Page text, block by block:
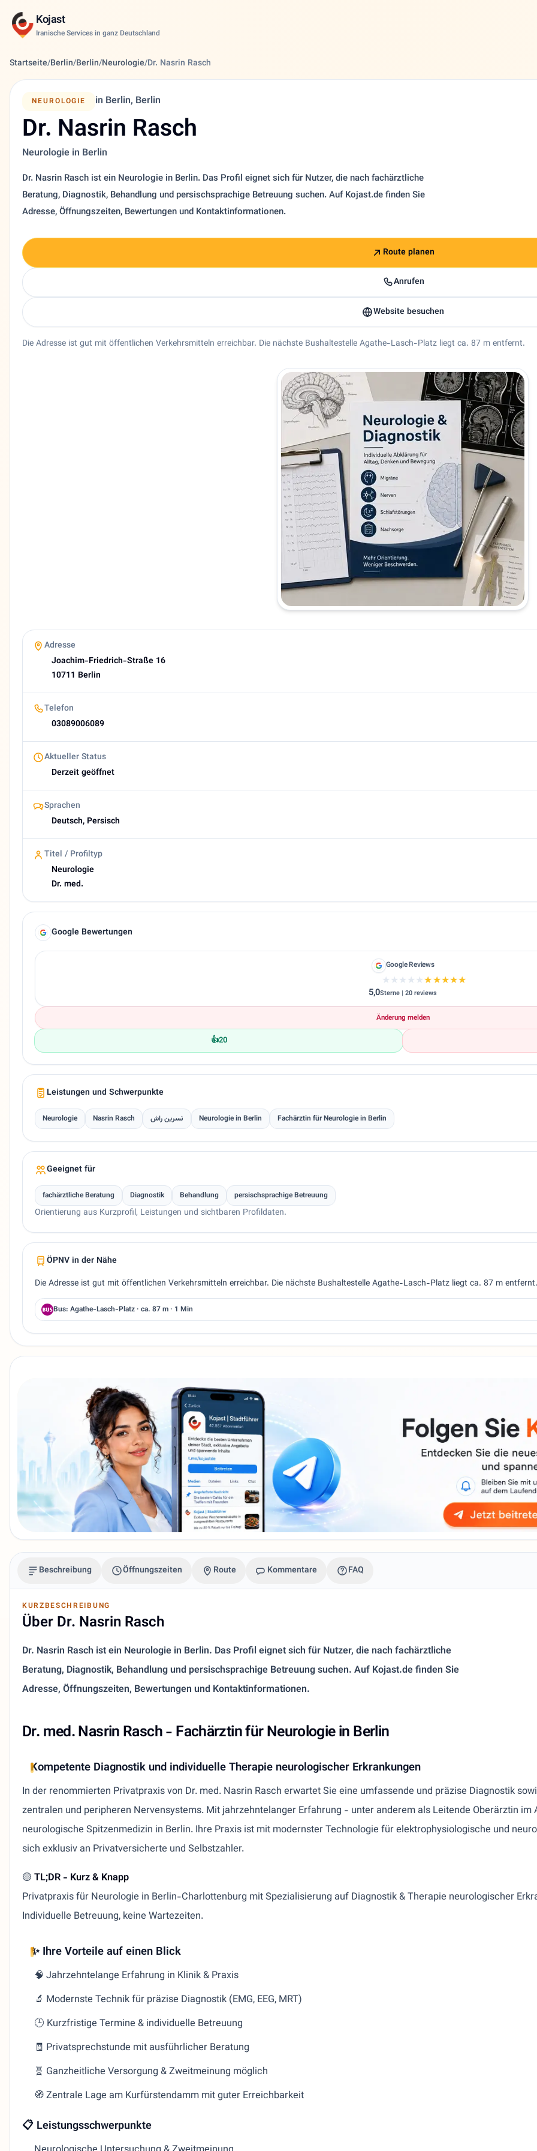
Kojast
Iranische Services in ganz Deutschland
Startseite/Berlin/Berlin/Neurologie/Dr. Nasrin Rasch
NEUROLOGIE in Berlin, Berlin
Dr. Nasrin Rasch
Neurologie in Berlin
Dr. Nasrin Rasch ist ein Neurologie in Berlin. Das Profil eignet sich für Nutzer, die nach fachärztliche
Beratung, Diagnostik, Behandlung und persischsprachige Betreuung suchen. Auf Kojast.de finden Sie
Adresse, Öffnungszeiten, Bewertungen und Kontaktinformationen.
Route planen
Anrufen
Website besuchen
Die Adresse ist gut mit öffentlichen Verkehrsmitteln erreichbar. Die nächste Bushaltestelle Agathe-Lasch-Platz liegt ca. 87 m entfernt.
Neurologie Dr. Nasrin Rasch in Berlin, Berlin. Dr. med. Nasrin Rasch - Fachärztin für Neurologie in Berlin Kompetente
5,0 (20 Google reviews)
Heutige Öffnungszeiten
08:00–12:00, 13:00–15:00
About Nasrin Rasch
Adresse
Joachim-Friedrich-Straße 16
10711 Berlin
Telefon
03089006089
Aktueller Status
Derzeit geöffnet
Sprachen
Deutsch, Persisch
Titel / Profiltyp
Neurologie
Dr. med.
Google Bewertungen
Google Reviews
★★★★★★★★★★
5,0Sterne | 20 reviews
Änderung melden
👍20
Leistungen und Schwerpunkte
Neurologie Nasrin Rasch نسرین راش Neurologie in Berlin Fachärztin für Neurologie in Berlin
Geeignet für
fachärztliche Beratung Diagnostik Behandlung persischsprachige Betreuung
Orientierung aus Kurzprofil, Leistungen und sichtbaren Profildaten.
ÖPNV in der Nähe
Die Adresse ist gut mit öffentlichen Verkehrsmitteln erreichbar. Die nächste Bushaltestelle Agathe-Lasch-Platz liegt ca. 87 m entfernt.
Bus: Agathe-Lasch-Platz · ca. 87 m · 1 Min
Beschreibung Öffnungszeiten Route Kommentare FAQ
KURZBESCHREIBUNG
Über Dr. Nasrin Rasch
Dr. Nasrin Rasch ist ein Neurologie in Berlin. Das Profil eignet sich für Nutzer, die nach fachärztliche
Beratung, Diagnostik, Behandlung und persischsprachige Betreuung suchen. Auf Kojast.de finden Sie
Adresse, Öffnungszeiten, Bewertungen und Kontaktinformationen.
Dr. med. Nasrin Rasch - Fachärztin für Neurologie in Berlin
Kompetente Diagnostik und individuelle Therapie neurologischer Erkrankungen
In der renommierten Privatpraxis von Dr. med. Nasrin Rasch erwartet Sie eine umfassende und präzise Diagnostik
zentralen und peripheren Nervensystems. Mit jahrzehntelanger Erfahrung - unter anderem als Leitende Oberärztin
neurologische Spitzenmedizin in Berlin. Ihre Praxis ist mit modernster Technologie für elektrophysiologische und
sich exklusiv an Privatversicherte und Selbstzahler.
🟡TL;DR - Kurz & Knapp
Privatpraxis für Neurologie in Berlin-Charlottenburg mit Spezialisierung auf Diagnostik & Therapie neurologischer
Individuelle Betreuung, keine Wartezeiten.
✨ Ihre Vorteile auf einen Blick
🧠 Jahrzehntelange Erfahrung in Klinik & Praxis
🔬 Modernste Technik für präzise Diagnostik (EMG, EEG, MRT)
🕒 Kurzfristige Termine & individuelle Betreuung
🧾 Privatsprechstunde mit ausführlicher Beratung
🧬 Ganzheitliche Versorgung & Zweitmeinung möglich
🧭 Zentrale Lage am Kurfürstendamm mit guter Erreichbarkeit
📋 Leistungsschwerpunkte